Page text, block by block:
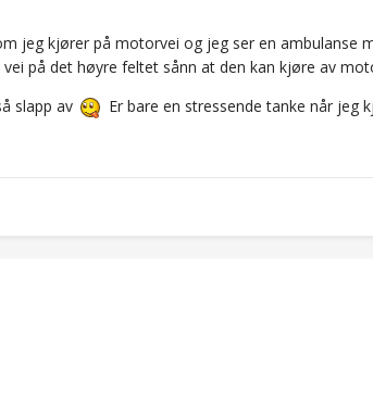
jeg kjører på motorvei og jeg ser en ambulanse
på det høyre feltet sånn at den kan kjøre av
slapp av
Er bare en stressende tanke når jeg